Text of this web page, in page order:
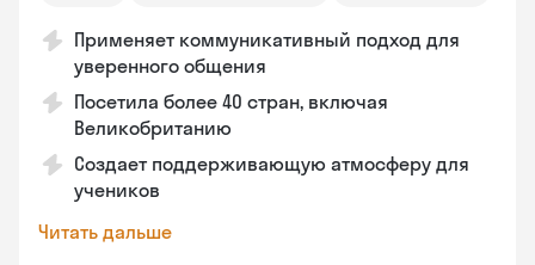
Применяет коммуникативный подход для
уверенного общения
Посетила более 40 стран, включая
Великобританию
Создает поддерживающую атмосферу для
учеников
Читать дальше